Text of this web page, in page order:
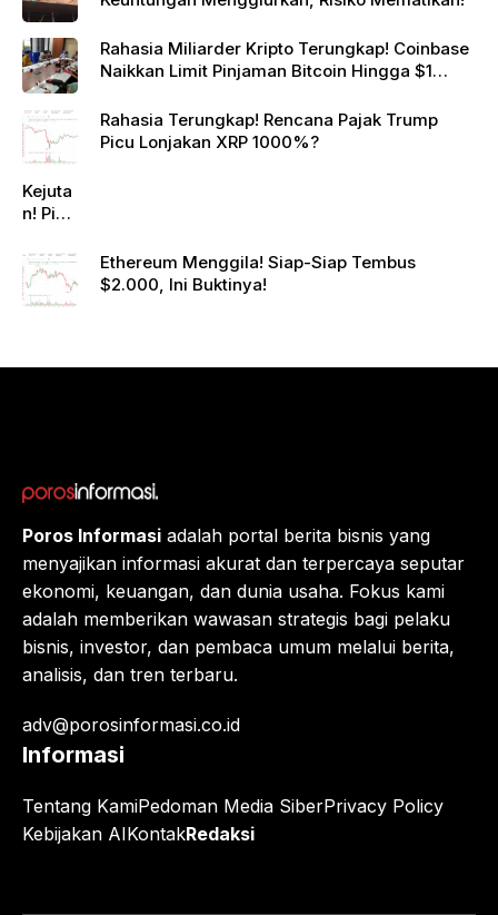
Rahasia Miliarder Kripto Terungkap! Coinbase
Naikkan Limit Pinjaman Bitcoin Hingga $1
Rahasia Terungkap! Rencana Pajak Trump
Picu Lonjakan XRP 1000%?
Kejuta
n! Pi
rk
Gande
ng
Eropa,
Ethereum Menggila! Siap-Siap Tembus
$2.000, Ini Buktinya!
Poros Informasi adalah portal berita bisnis yang
menyajikan informasi akurat dan terpercaya seputar
ekonomi, keuangan, dan dunia usaha. Fokus kami
adalah memberikan wawasan strategis bagi pelaku
bisnis, investor, dan pembaca umum melalui berita,
analisis, dan tren terbaru.
adv@porosinformasi.co.id
Informasi
Tentang KamiPedoman Media SiberPrivacy Policy
Kebijakan AIKontakRedaksi